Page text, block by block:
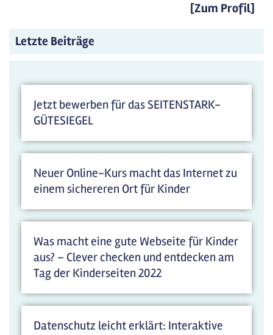
[Zum Profil]
Letzte Beiträge
Jetzt bewerben für das SEITENSTARK-
GÜTESIEGEL
Neuer Online-Kurs macht das Internet zu
einem sichereren Ort für Kinder
Was macht eine gute Webseite für Kinder
aus? – Clever checken und entdecken am
Tag der Kinderseiten 2022
Datenschutz leicht erklärt: Interaktive